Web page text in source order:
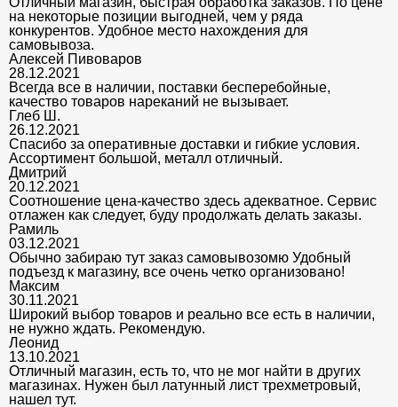
на некоторые позиции выгодней, чем у ряда
конкурентов. Удобное место нахождения для
самовывоза.
Алексей Пивоваров
28.12.2021
Всегда все в наличии, поставки бесперебойные,
качество товаров нареканий не вызывает.
Глеб Ш.
26.12.2021
Спасибо за оперативные доставки и гибкие условия.
Ассортимент большой, металл отличный.
Дмитрий
20.12.2021
Соотношение цена-качество здесь адекватное. Сервис
отлажен как следует, буду продолжать делать заказы.
Рамиль
03.12.2021
Обычно забираю тут заказ самовывозомю Удобный
подъезд к магазину, все очень четко организовано!
Максим
30.11.2021
Широкий выбор товаров и реально все есть в наличии,
не нужно ждать. Рекомендую.
Леонид
13.10.2021
Отличный магазин, есть то, что не мог найти в других
магазинах. Нужен был латунный лист трехметровый,
нашел тут.